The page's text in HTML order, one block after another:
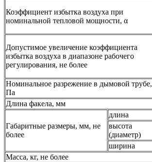
Коэффициент избытка воздуха при
номинальной тепловой мощности, α
Допустимое увеличение коэффициента
избытка воздуха в диапазоне рабочего
регулирования, не более
Номинальное разрежение в дымовой трубе,
Па
Длина факела, мм
Габаритные размеры, мм, не
более
длина
высота
(диаметр)
ширина
Масса, кг, не более